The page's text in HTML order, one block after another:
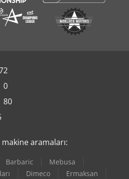
0
80
aramaları:
Barbaric
Mebusa
Dimeco
Ermaksan